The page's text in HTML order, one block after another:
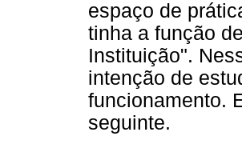
espaço de
tinha a função
Instituição".
intenção de
funcionamento.
seguinte.